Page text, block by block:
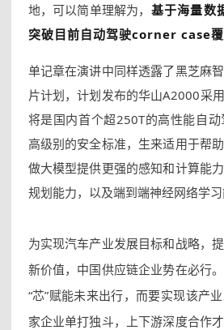
地，可以简单理解为， 基于海量数
突破目前自动驾驶corner case覆
单记章在演讲中同样透露了黑芝麻
片计划，计划发布的华山A2000采
将是国内首个超250T的高性能自
高级别的安全标准，生来适用于帮
做大模型提供更强的感知和计算能
规划能力，以及端到端神经网络学习
为实现汽车产业发展目标和战略，
新价值，中国供应链企业势在必行
“芯”赋能未来出行，而要实现该产
家企业单打独斗，上下游深度合作